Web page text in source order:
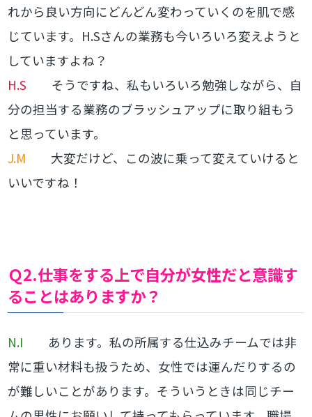
れから良い方向にどんどん変わっていくのを肌で感
じています。H.Sさんの業務も今いろいろ変えようと
していますよね？
H.S そうですね、私もいろいろ勉強しながら、自
分の担当する業務のブラッシュアップに取り組もう
と思っています。
J.M 大変だけど、この波に乗って変えていけると
いいですね！
Ｑ2.仕事をする上で自分が女性だと意識す
ることはありますか？
N.I あります。私の所属する仕込みチームでは非
常に重い材料も扱うため、女性では運んだりするの
が難しいことがあります。そういうときは同じチー